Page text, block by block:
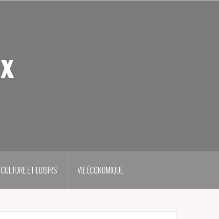
CULTURE ET LOISIRS VIE ÉCONOMIQUE